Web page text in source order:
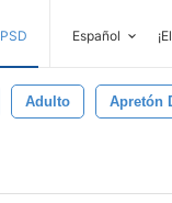
PSD Español
Adulto Apretón